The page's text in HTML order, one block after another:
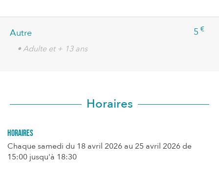
Autre 5 €
• Adulte et + 13 ans
Horaires
Horaires
Chaque samedi du 18 avril 2026 au 25 avril 2026 de
15:00 jusqu'à 18:30